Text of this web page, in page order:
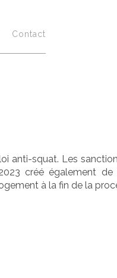
Contact
anti-squat. Les
créé également de
à la fin de la